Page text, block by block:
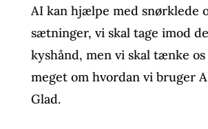
AI kan hjælpe med snørklede
sætninger, vi skal tage imod
kyshånd, men vi skal tænke
meget om hvordan vi bruger
Glad.